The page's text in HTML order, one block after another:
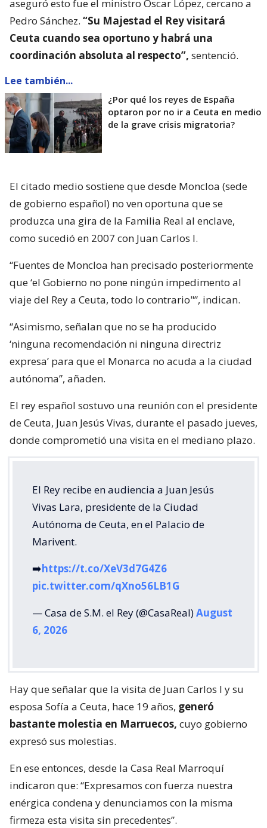
aseguró esto fue el ministro Óscar López, cercano a
Pedro Sánchez. “Su Majestad el Rey visitará
Ceuta cuando sea oportuno y habrá una
coordinación absoluta al respecto”, sentenció.
Lee también...
¿Por qué los reyes de España
optaron por no ir a Ceuta en medio
de la grave crisis migratoria?
El citado medio sostiene que desde Moncloa (sede
de gobierno español) no ven oportuna que se
produzca una gira de la Familia Real al enclave,
como sucedió en 2007 con Juan Carlos I.
“Fuentes de Moncloa han precisado posteriormente
que ‘el Gobierno no pone ningún impedimento al
viaje del Rey a Ceuta, todo lo contrario"”, indican.
“Asimismo, señalan que no se ha producido
‘ninguna recomendación ni ninguna directriz
expresa’ para que el Monarca no acuda a la ciudad
autónoma”, añaden.
El rey español sostuvo una reunión con el presidente
de Ceuta, Juan Jesús Vivas, durante el pasado jueves,
donde comprometió una visita en el mediano plazo.
El Rey recibe en audiencia a Juan Jesús
Vivas Lara, presidente de la Ciudad
Autónoma de Ceuta, en el Palacio de
Marivent.
➡️https://t.co/XeV3d7G4Z6
pic.twitter.com/qXno56LB1G
— Casa de S.M. el Rey (@CasaReal)August
6, 2026
Hay que señalar que la visita de Juan Carlos I y su
esposa Sofía a Ceuta, hace 19 años, generó
bastante molestia en Marruecos, cuyo gobierno
expresó sus molestias.
En ese entonces, desde la Casa Real Marroquí
indicaron que: “Expresamos con fuerza nuestra
enérgica condena y denunciamos con la misma
firmeza esta visita sin precedentes”.